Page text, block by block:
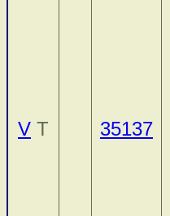
V T 35137